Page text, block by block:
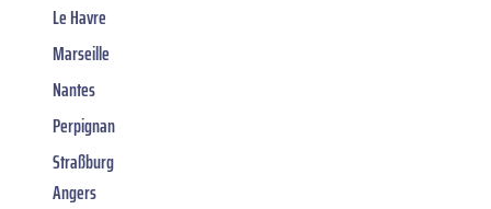
Le Havre
Marseille
Nantes
Perpignan
Straßburg
Angers